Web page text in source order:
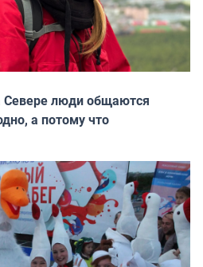
Севере люди общаются
а потому что